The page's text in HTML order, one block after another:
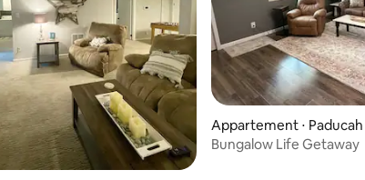
Appartement ⋅ Paducah
Bungalow Life Getaway